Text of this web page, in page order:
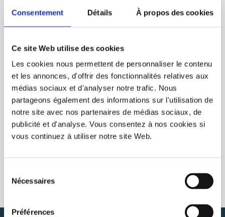
Consentement Détails À propos des cookies
Ce site Web utilise des cookies
Les cookies nous permettent de personnaliser le contenu
et les annonces, d'offrir des fonctionnalités relatives aux
médias sociaux et d'analyser notre trafic. Nous
partageons également des informations sur l'utilisation de
notre site avec nos partenaires de médias sociaux, de
publicité et d'analyse. Vous consentez à nos cookies si
vous continuez à utiliser notre site Web.
Nécessaires
Préférences